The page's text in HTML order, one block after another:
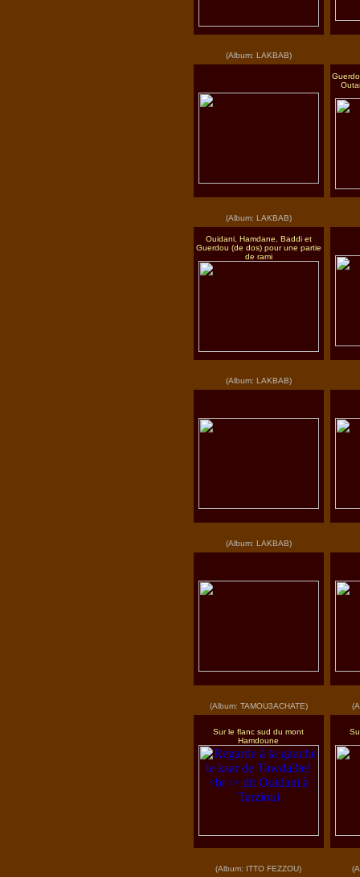
(Album: LAKBAB)
(Album: LAKBAB)
Ouidani, Hamdane, Baddi et
Guerdou (de dos) pour une partie
de rami
(Album: LAKBAB)
(Album: LAKBAB)
(Album: TAMOU3ACHATE)
Sur le flanc sud du mont
Hamdoune
(Album: ITTO FEZZOU)